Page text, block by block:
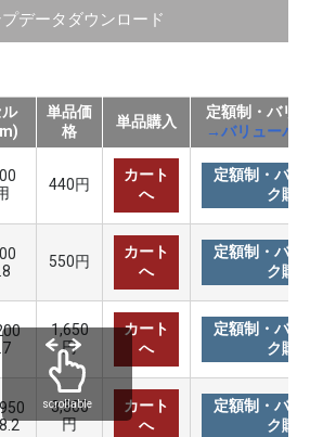
プデータダウンロード
単品価
格
単品購入
定額制・バリ
→バリューパ
440円
カート
へ
定額制・バリ
ク購
550円
カート
へ
定額制・バリ
ク購
1,650
円
カート
へ
定額制・バリ
ク購
3,300
円
カート
へ
定額制・バリ
ク購
scrollable